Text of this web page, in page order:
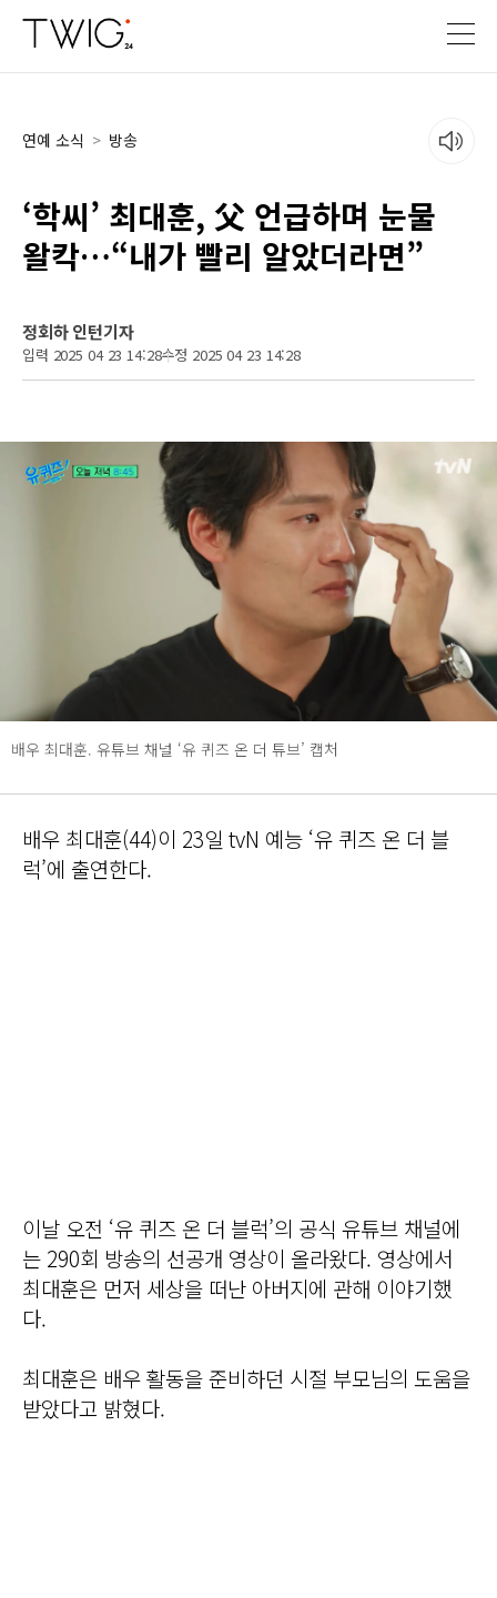
연예 소식 > 방송
‘학씨’ 최대훈, 父 언급하며 눈물
왈칵…“내가 빨리 알았더라면”
정회하 인턴기자
입력 2025 04 23 14:28수정 2025 04 23 14:28
배우 최대훈. 유튜브 채널 ‘유 퀴즈 온 더 튜브’ 캡처
배우 최대훈(44)이 23일 tvN 예능 ‘유 퀴즈 온 더 블
럭’에 출연한다.
이날 오전 ‘유 퀴즈 온 더 블럭’의 공식 유튜브 채널에
는 290회 방송의 선공개 영상이 올라왔다. 영상에서
최대훈은 먼저 세상을 떠난 아버지에 관해 이야기했
다.
최대훈은 배우 활동을 준비하던 시절 부모님의 도움을
받았다고 밝혔다.